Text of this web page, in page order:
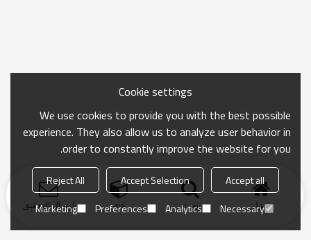
منزل بحث فئة ارسال التحقيق
Cookie settings
We use cookies to provide you with the best possible
experience. They also allow us to analyze user behavior in
order to constantly improve the website for you.
Accept all
Accept Selection
Reject All
Necessary
Analytics
Preferences
Marketing